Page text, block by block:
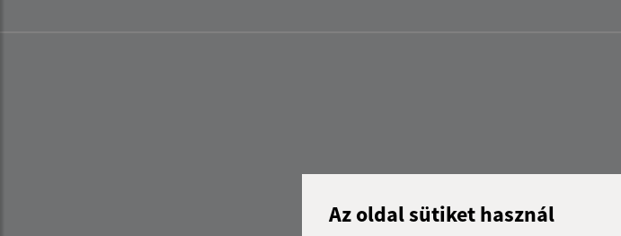
Az oldal sütiket használ